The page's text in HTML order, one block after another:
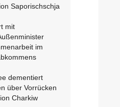
Saporischschja
mit
im
dementiert
über Vorrücken
Charkiw